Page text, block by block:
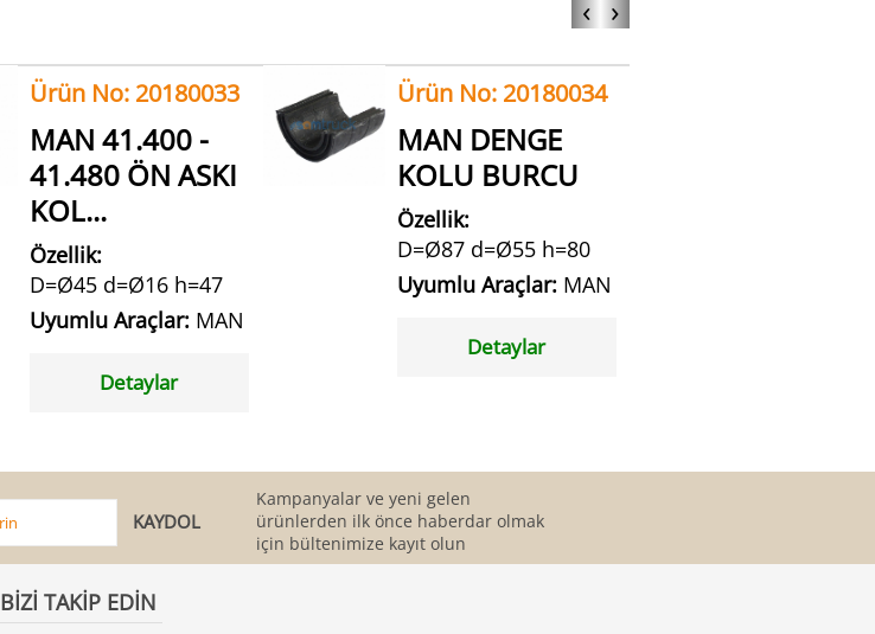
‹ ›
Ürün No: 20180033
MAN 41.400 -
41.480 ÖN ASKI
KOL...
Özellik:
D=Ø45 d=Ø16 h=47
Uyumlu Araçlar: MAN
Detaylar
Ürün No: 20180034
MAN DENGE
KOLU BURCU
Özellik:
D=Ø87 d=Ø55 h=80
Uyumlu Araçlar: MAN
Detaylar
Kampanyalar ve yeni gelen
ürünlerden ilk önce haberdar olmak
için bültenimize kayıt olun
BİZİ TAKİP EDİN